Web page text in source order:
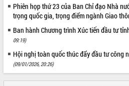
Phiên họp thứ 23 của Ban Chỉ đạo Nhà
trọng quốc gia, trọng điểm ngành Giao
Ban hành Chương trình Xúc tiến đầu tư
09:19)
Hội nghị toàn quốc thúc đẩy đầu tư công
(09/01/2026, 20:26)